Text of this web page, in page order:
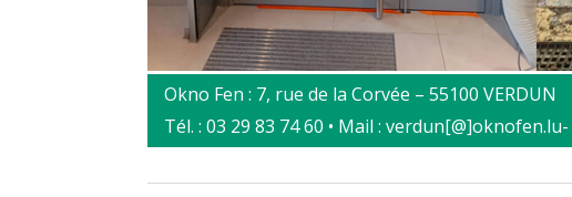
Okno Fen : 7, rue de la Corvée – 55100 VERDUN
Tél. : 03 29 83 74 60 • Mail : verdun[@]oknofen.lu-